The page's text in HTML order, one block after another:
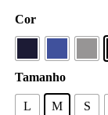
Cor
Tamanho
L M S